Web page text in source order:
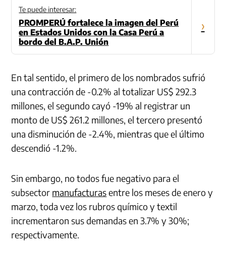
Te puede interesar:
PROMPERÚ fortalece la imagen del Perú
en Estados Unidos con la Casa Perú a
bordo del B.A.P. Unión
›
En tal sentido, el primero de los nombrados sufrió
una contracción de -0.2% al totalizar US$ 292.3
millones, el segundo cayó -19% al registrar un
monto de US$ 261.2 millones, el tercero presentó
una disminución de -2.4%, mientras que el último
descendió -1.2%.
Sin embargo, no todos fue negativo para el
subsector manufacturasentre los meses de enero y
marzo, toda vez los rubros químico y textil
incrementaron sus demandas en 3.7% y 30%;
respectivamente.